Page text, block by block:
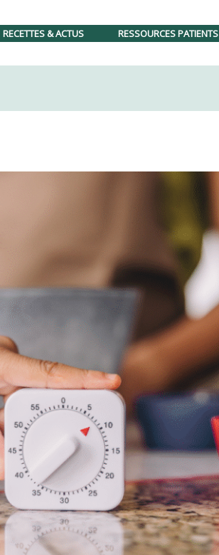
RECETTES & ACTUS RESSOURCES PATIENTS